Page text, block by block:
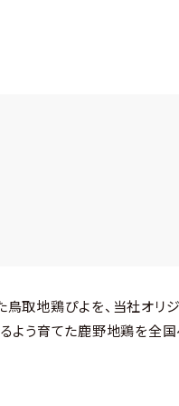
取地鶏ぴよを、当社オリ
う育てた鹿野地鶏を全国